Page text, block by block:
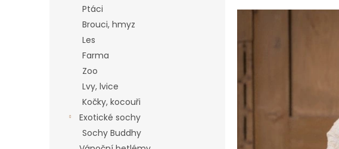
Ptáci
Brouci, hmyz
Les
Farma
Zoo
Lvy, lvice
Kočky, kocouři
Exotické sochy
Sochy Buddhy